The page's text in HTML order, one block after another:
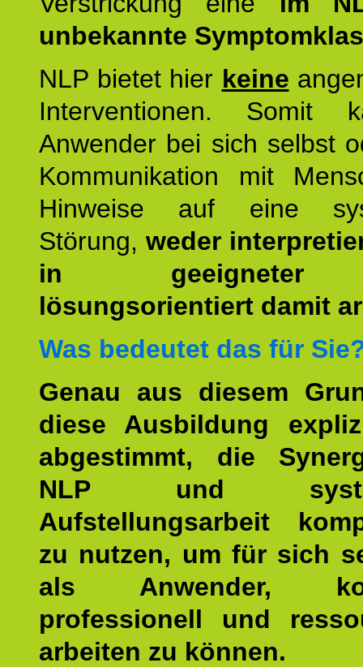
unbekannte
NLP bietet hier keine
Interventionen. Somit
Anwender bei sich selbst
Kommunikation mit
Hinweise auf eine
Störung, weder
in geeigneter
lösungsorientiert damit
Was bedeutet das für
Genau aus diesem
diese Ausbildung
abgestimmt, die
NLP und
Aufstellungsarbeit
zu nutzen, um für sich
als Anwender,
professionell und
arbeiten zu können.